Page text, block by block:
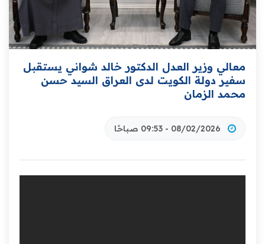
معالي وزير العدل الدكتور خالد شواني يستقبل
سفير دولة الكويت لدى العراق السيد حسن
محمد الزمان
08/02/2026 - 09:53 صباحًا